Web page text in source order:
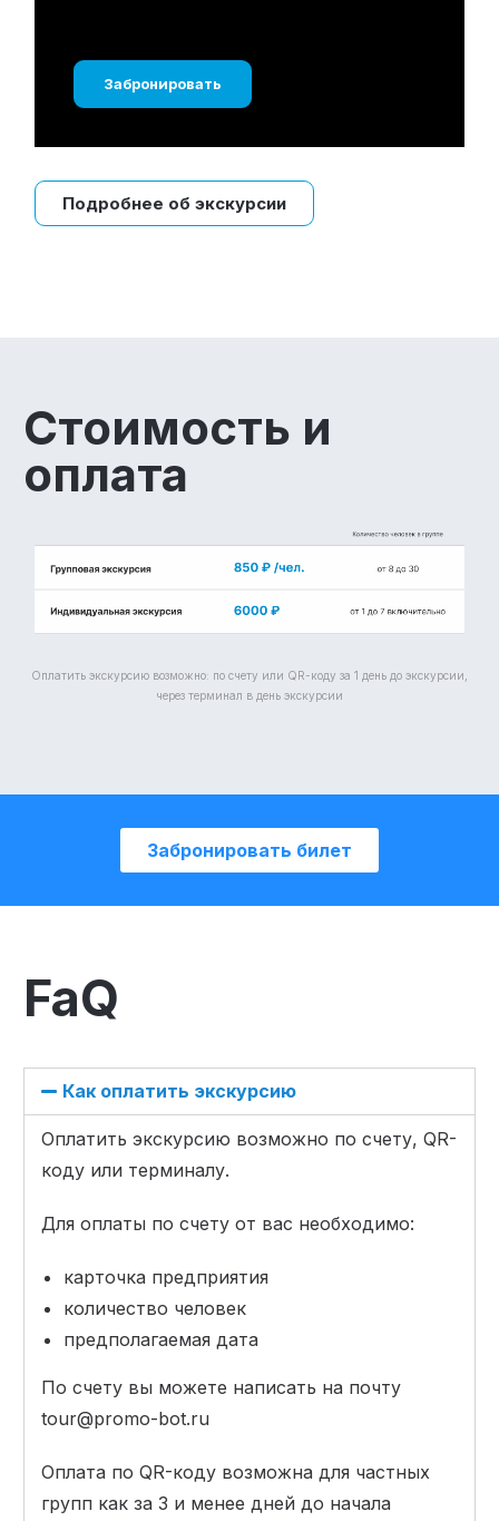
Забронировать
Подробнее об экскурсии
Стоимость и
оплата
Оплатить экскурсию возможно: по счету или QR-коду за 1 день до экскурсии,
через терминал в день экскурсии
Забронировать билет
FaQ
Как оплатить экскурсию
Оплатить экскурсию возможно по счету, QR-
коду или терминалу.
Для оплаты по счету от вас необходимо:
карточка предприятия
количество человек
предполагаемая дата
По счету вы можете написать на почту
tour@promo-bot.ru
Оплата по QR-коду возможна для частных
групп как за 3 и менее дней до начала